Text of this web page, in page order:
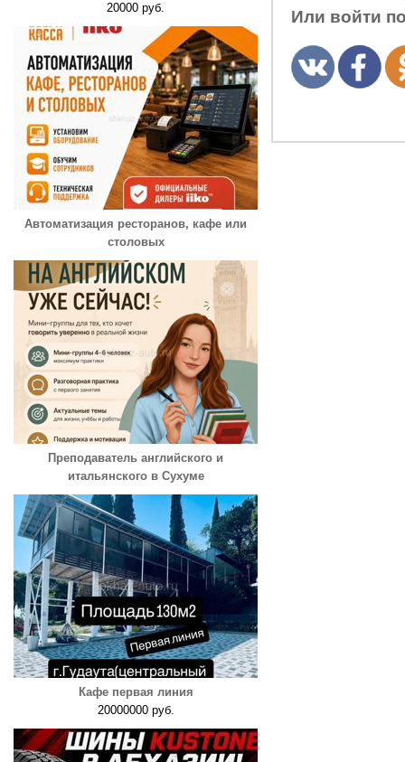
20000 руб.
Автоматизация ресторанов, кафе или
столовых
Преподаватель английского и
итальянского в Сухуме
Кафе первая линия
20000000 руб.
Или войти